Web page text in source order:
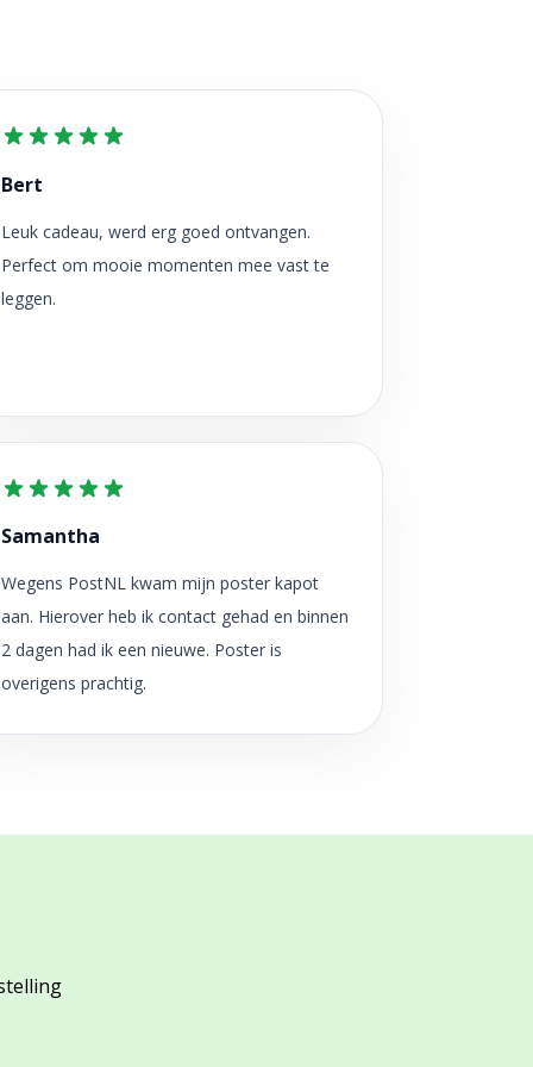
Bert
Leuk cadeau, werd erg goed ontvangen.
Perfect om mooie momenten mee vast te
leggen.
Samantha
Wegens PostNL kwam mijn poster kapot
aan. Hierover heb ik contact gehad en binnen
2 dagen had ik een nieuwe. Poster is
overigens prachtig.